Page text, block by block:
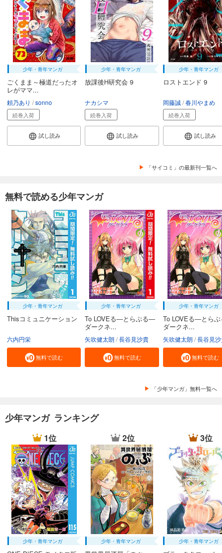
少年・青年マンガ
ごくまま～極道だったオ
レがママ...
頼乃あり sonno
続巻入荷
試し読み
少年・青年マンガ
放課後H研究会 9
ナカシマ
続巻入荷
試し読み
少年・青年マンガ
ロストエンド 9
岡藤誠 春川やまめ
続巻入荷
試し読み
「サイコミ」の最新刊一覧へ
無料で読める少年マンガ
少年・青年マンガ
Thisコミュニケーション
六内円栄
無料で読む
少年・青年マンガ
To LOVEる―とらぶる―
ダークネ...
矢吹健太朗 長谷見沙貴
無料で読む
少年・青年マンガ
To LOVEる―とら
ダークネ...
矢吹健太朗 長谷見
無料で読む
「少年マンガ」無料一覧へ
少年マンガ ランキング
1位
少年・青年マンガ
2位
少年・青年マンガ
3位
少年・青年マンガ